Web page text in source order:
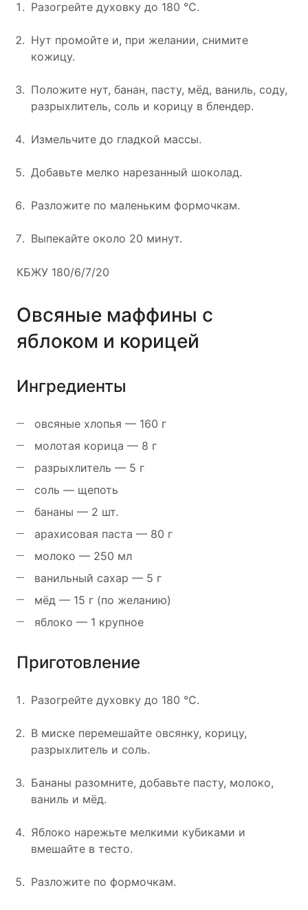
Разогрейте духовку до 180 °C.
Нут промойте и, при желании, снимите
кожицу.
Положите нут, банан, пасту, мёд, ваниль, соду,
разрыхлитель, соль и корицу в блендер.
Измельчите до гладкой массы.
Добавьте мелко нарезанный шоколад.
Разложите по маленьким формочкам.
Выпекайте около 20 минут.
КБЖУ 180/6/7/20
Овсяные маффины с
яблоком и корицей
Ингредиенты
овсяные хлопья — 160 г
молотая корица — 8 г
разрыхлитель — 5 г
соль — щепоть
бананы — 2 шт.
арахисовая паста — 80 г
молоко — 250 мл
ванильный сахар — 5 г
мёд — 15 г (по желанию)
яблоко — 1 крупное
Приготовление
Разогрейте духовку до 180 °C.
В миске перемешайте овсянку, корицу,
разрыхлитель и соль.
Бананы разомните, добавьте пасту, молоко,
ваниль и мёд.
Яблоко нарежьте мелкими кубиками и
вмешайте в тесто.
Разложите по формочкам.